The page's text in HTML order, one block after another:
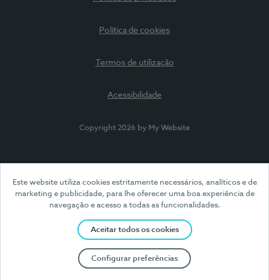
Este website utiliza cookies estritamente necessários, analíticos e de
marketing e publicidade, para lhe oferecer uma boa experiência de
navegação e acesso a todas as funcionalidades.
Aceitar todos os cookies
Configurar preferências
Política de cookies
Termos de utilização
Acessibilidade
Copyright 2026 by My Website